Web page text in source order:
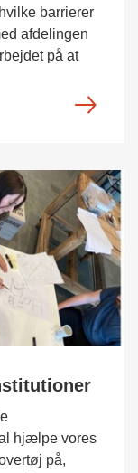
barrierer
afdelingen
på at
hjælpe vores
på,